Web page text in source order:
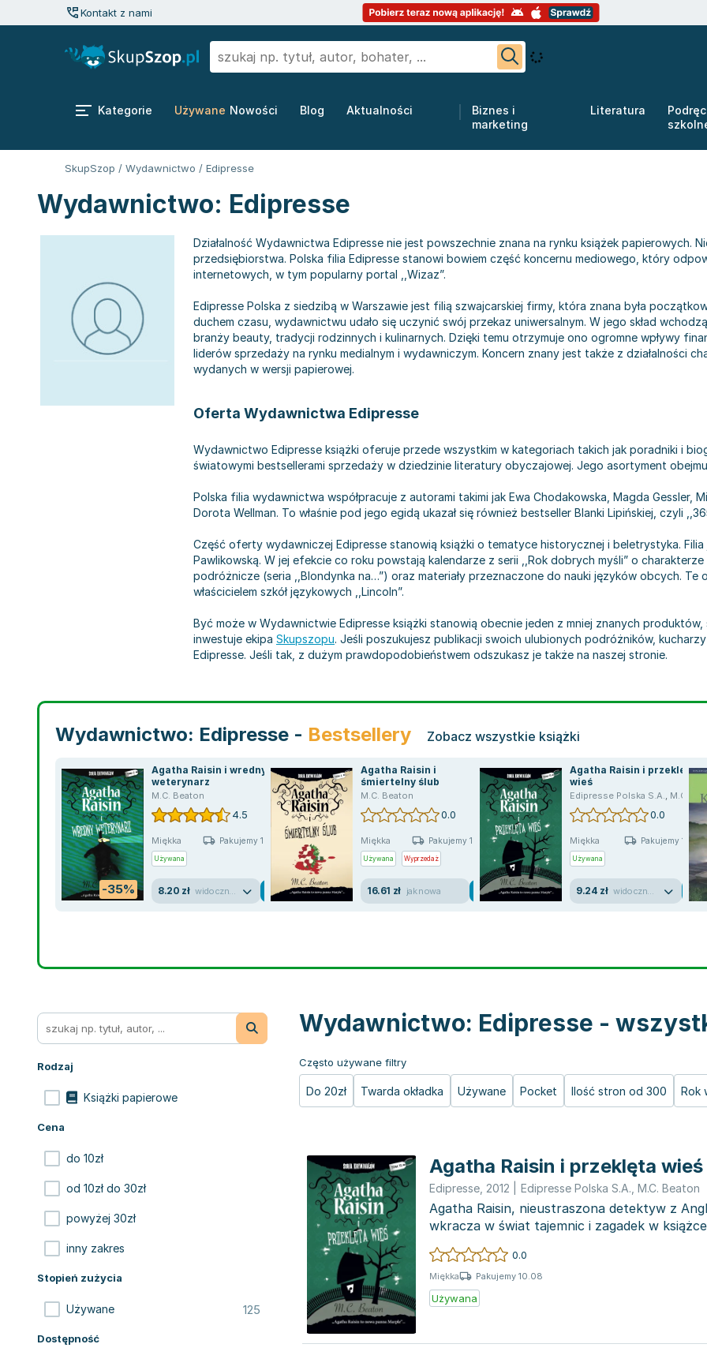
Kontakt z nami
Kategorie Używane Nowości Blog Aktualności
Biznes i
marketing
Literatura
SkupSzop / Wydawnictwo / Edipresse
Wydawnictwo: Edipresse
Działalność Wydawnictwa Edipresse nie jest powszechnie znana na rynku książek papierowych.
przedsiębiorstwa. Polska filia Edipresse stanowi bowiem część koncernu mediowego, który
internetowych, w tym popularny portal ,,Wizaz”.
Edipresse Polska z siedzibą w Warszawie jest filią szwajcarskiej firmy, która znana była
duchem czasu, wydawnictwu udało się uczynić swój przekaz uniwersalnym. W jego skład
branży beauty, tradycji rodzinnych i kulinarnych. Dzięki temu otrzymuje ono ogromne wpływy
liderów sprzedaży na rynku medialnym i wydawniczym. Koncern znany jest także z działalności
wydanych w wersji papierowej.
Oferta Wydawnictwa Edipresse
Wydawnictwo Edipresse książki oferuje przede wszystkim w kategoriach takich jak poradniki i
światowymi bestsellerami sprzedaży w dziedzinie literatury obyczajowej. Jego asortyment
Polska filia wydawnictwa współpracuje z autorami takimi jak Ewa Chodakowska, Magda Gessler,
Dorota Wellman. To właśnie pod jego egidą ukazał się również bestseller Blanki Lipińskiej, czyli
Część oferty wydawniczej Edipresse stanowią książki o tematyce historycznej i beletrystyka.
Pawlikowską. W jej efekcie co roku powstają kalendarze z serii ,,Rok dobrych myśli” o
podróżnicze (seria ,,Blondynka na…”) oraz materiały przeznaczone do nauki języków obcych.
właścicielem szkół językowych ,,Lincoln”.
Być może w Wydawnictwie Edipresse książki stanowią obecnie jeden z mniej znanych
inwestuje ekipa Skupszopu. Jeśli poszukujesz publikacji swoich ulubionych podróżników,
Edipresse. Jeśli tak, z dużym prawdopodobieństwem odszukasz je także na naszej stronie.
Wydawnictwo: Edipresse - Bestsellery Zobacz wszystkie książki
-35%
Agatha Raisin i wredny
weterynarz
M.C. Beaton
4.5
Miękka Pakujemy 10.08
Używana
8.20 zł
Agatha Raisin i
śmiertelny ślub
M.C. Beaton
0.0
Miękka Pakujemy 10.08
Używana Wyprzedaż
16.61 zł jak nowa
Agatha Raisin i przeklęta
wieś
Edipresse Polska S.A., M.C. Beaton
0.0
Miękka Pakujemy 10.08
Używana
9.24 zł
Rodzaj
Książki papierowe
Cena
do 10zł
od 10zł do 30zł
powyżej 30zł
inny zakres
Stopień zużycia
Używane 125
Dostępność
Wydawnictwo: Edipresse -
Często używane filtry
Do 20zł Twarda okładka Używane Pocket Ilość stron od 300 Rok
Agatha Raisin i przeklęta wieś
Edipresse 2012 Edipresse Polska S.A. M.C. Beaton
Agatha Raisin, nieustraszona detektyw z
wkracza w świat tajemnic i zagadek w
przeklęta w...
0.0
Miękka Pakujemy 10.08
Używana